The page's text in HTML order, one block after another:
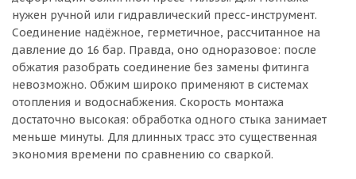
нужен ручной или гидравлический пресс-инструмент.
Соединение надёжное, герметичное, рассчитанное на
давление до 16 бар. Правда, оно одноразовое: после
обжатия разобрать соединение без замены фитинга
невозможно. Обжим широко применяют в системах
отопления и водоснабжения. Скорость монтажа
достаточно высокая: обработка одного стыка занимает
меньше минуты. Для длинных трасс это существенная
экономия времени по сравнению со сваркой.